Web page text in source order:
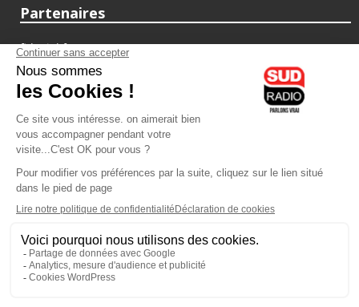
Partenaires
fiducial.fr
lyoncapitale.fr
olympique-et-lyonnais.com
L'application Iphone / Android
Téléchargez l'application
Les cookies
Gestion des cookies
Crédit photos : ©Sud Radio / Pierre Olivier